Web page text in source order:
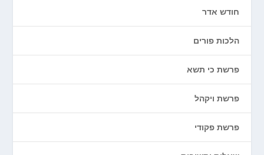
חודש אדר
הלכות פורים
פרשת כי תשא
פרשת ויקהל
פרשת פקודי